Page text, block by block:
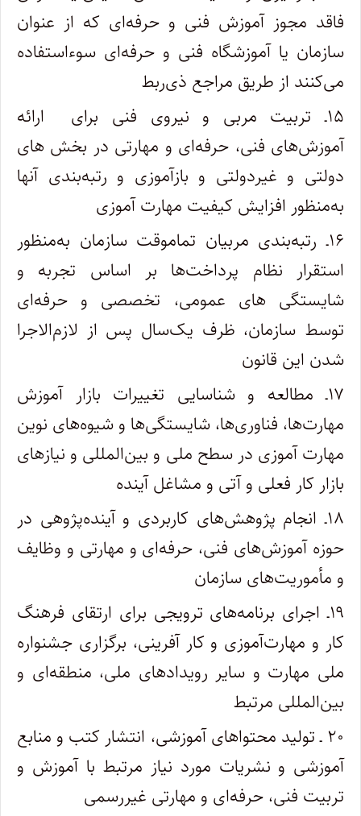
فاقد مجوز آموزش فنی و حرفه‌ای که از عنوان
سازمان یا آموزشگاه فنی و حرفه‌ای سوء‌استفاده
می‌کنند از طریق مراجع ‌ذی‌ربط
۱۵ـ تربیت مربی و نیروی فنی برای
ارائه
آموزش‌‌های فنی، حرفه‌ای و مهارتی در ‌‌بخش های
دولتی و غیردولتی و بازآموزی و ‌‌رتبه‌بندی آنها
‌‌به‌منظور افزایش کیفیت مهارت ­آموزی
۱۶ـ رتبه‌بندی مربیان تمام­وقت سازمان ‌‌به‌منظور
استقرار نظام پرداخت‌‌‌ها بر ‌اساس تجربه و
شایستگی­ های عمومی، تخصصی و حرفه‌‌‌‌‌ای
توسط سازمان، ظرف یک‌سال پس از لازم‌الاجرا
شدن این قانون
۱۷ـ مطالعه و شناسایی تغییرات بازار آموزش
مهارت‌‌‌‌‌ها، فناوری‌ها، شایستگی‌‌‌ها و شیوه‌‌های نوین
مهارت ­آموزی در سطح ملی و بین‌المللی و نیازهای
بازار کار فعلی و آتی و مشاغل آینده
۱۸ـ انجام پژوهش‌های کاربردی و آینده‌پژوهی در
حوزه آموزش‌‌های فنی، حرفه‌ای و مهارتی و وظایف
و ‌‌‌‌‌مأموریت‌‌های سازمان
۱۹ـ اجرای برنامه‌های ترویجی برای ارتقای فرهنگ
کار و مهارت‌آموزی و کار آفرینی، برگزاری جشنواره
ملی مهارت و سایر رویدادهای ملی، منطقه‌ای و
‌‌‌‌‌بین‌المللی مرتبط
۲۰ ـ تولید محتواهای آموزشی، انتشار کتب و منابع
آموزشی و نشریات مورد نیاز مرتبط با آموزش و
تربیت فنی، حرفه‌ای و مهارتی غیر­رسمی